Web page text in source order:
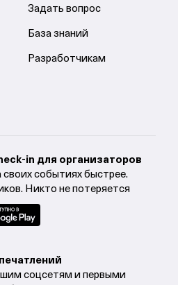
Задать вопрос
База знаний
Разработчикам
in для организаторов
событиях быстрее.
Никто не потеряется
соцсетям и первыми